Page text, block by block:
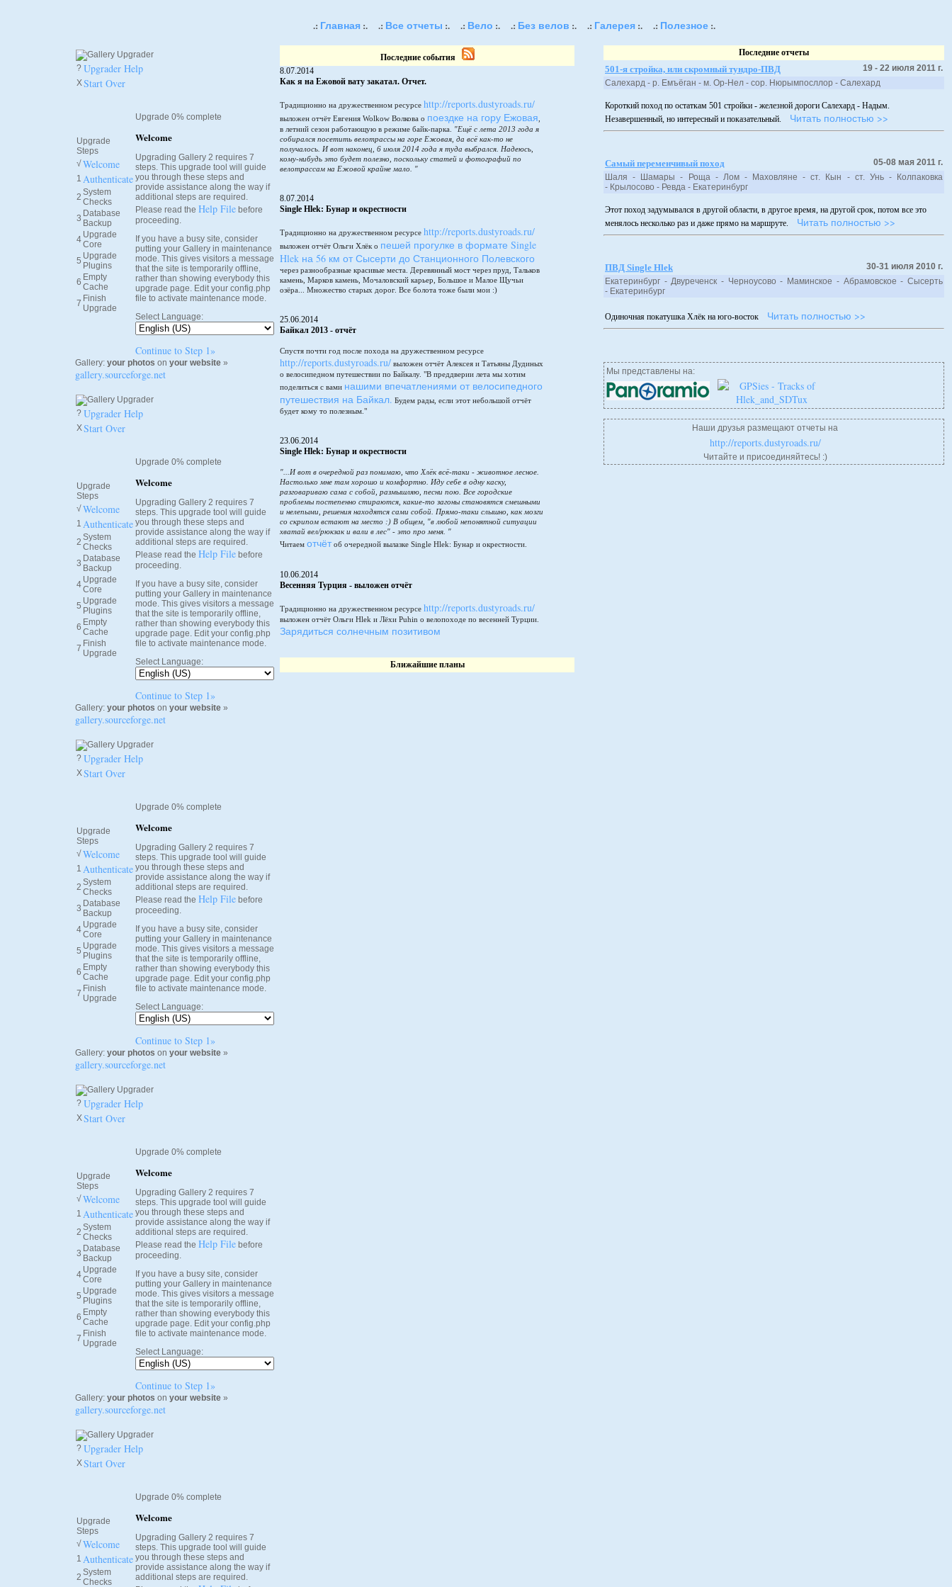
.: Главная :. .: Все отчеты :. .: Вело :. .: Без велов :. .: Галерея :. .: Полезное :.
? Upgrader Help
XStart Over
Upgrade
Steps
√ Welcome
1 Authenticate
2 System
Checks
3 Database
Backup
4 Upgrade
Core
5 Upgrade
Plugins
6 Empty
Cache
7 Finish
Upgrade
Upgrade 0% complete
Welcome
Upgrading Gallery 2 requires 7
steps. This upgrade tool will guide
you through these steps and
provide assistance along the way if
additional steps are required.
Please read the Help File before
proceeding.
If you have a busy site, consider
putting your Gallery in maintenance
mode. This gives visitors a message
that the site is temporarily offline,
rather than showing everybody this
upgrade page. Edit your config.php
file to activate maintenance mode.
Select Language:
Continue to Step 1»
Gallery: your photos on your website »
gallery.sourceforge.net
? Upgrader Help
XStart Over
Upgrade
Steps
√ Welcome
1 Authenticate
2 System
Checks
3 Database
Backup
4 Upgrade
Core
5 Upgrade
Plugins
6 Empty
Cache
7 Finish
Upgrade
Upgrade 0% complete
Welcome
Upgrading Gallery 2 requires 7
steps. This upgrade tool will guide
you through these steps and
provide assistance along the way if
additional steps are required.
Please read the Help File before
proceeding.
If you have a busy site, consider
putting your Gallery in maintenance
mode. This gives visitors a message
that the site is temporarily offline,
rather than showing everybody this
upgrade page. Edit your config.php
file to activate maintenance mode.
Select Language:
Continue to Step 1»
Gallery: your photos on your website »
gallery.sourceforge.net
? Upgrader Help
XStart Over
Upgrade
Steps
√ Welcome
1 Authenticate
2 System
Checks
3 Database
Backup
4 Upgrade
Core
5 Upgrade
Plugins
6 Empty
Cache
7 Finish
Upgrade
Upgrade 0% complete
Welcome
Upgrading Gallery 2 requires 7
steps. This upgrade tool will guide
you through these steps and
provide assistance along the way if
additional steps are required.
Please read the Help File before
proceeding.
If you have a busy site, consider
putting your Gallery in maintenance
mode. This gives visitors a message
that the site is temporarily offline,
rather than showing everybody this
upgrade page. Edit your config.php
file to activate maintenance mode.
Select Language:
Continue to Step 1»
Gallery: your photos on your website »
gallery.sourceforge.net
? Upgrader Help
XStart Over
Upgrade
Steps
√ Welcome
1 Authenticate
2 System
Checks
3 Database
Backup
4 Upgrade
Core
5 Upgrade
Plugins
6 Empty
Cache
7 Finish
Upgrade
Upgrade 0% complete
Welcome
Upgrading Gallery 2 requires 7
steps. This upgrade tool will guide
you through these steps and
provide assistance along the way if
additional steps are required.
Please read the Help File before
proceeding.
If you have a busy site, consider
putting your Gallery in maintenance
mode. This gives visitors a message
that the site is temporarily offline,
rather than showing everybody this
upgrade page. Edit your config.php
file to activate maintenance mode.
Select Language:
Continue to Step 1»
Gallery: your photos on your website »
gallery.sourceforge.net
? Upgrader Help
XStart Over
Upgrade
Steps
√ Welcome
1 Authenticate
2 System
Checks
Upgrade 0% complete
Welcome
Upgrading Gallery 2 requires 7
steps. This upgrade tool will guide
you through these steps and
provide assistance along the way if
additional steps are required.
Последние события
8.07.2014
Как я на Ежовой вату закатал. Отчет.
Традиционно на дружественном ресурсе http://reports.dustyroads.ru/
выложен отчёт Евгения Wolkow Волкова о поездке на гору Ежовая
в летний сезон работающую в режиме байк-парка. "Ещё с лета 2013 года я
собирался посетить велотрассы на горе Ежовая, да всё как-то не
получалось. И вот наконец, 6 июля 2014 года я туда выбрался. Надеюсь,
кому-нибудь это будет полезно, поскольку статей и фотографий по
велотрассам на Ежовой крайне мало. "
8.07.2014
Single Hlek: Бунар и окрестности
Традиционно на дружественном ресурсе http://reports.dustyroads.ru/
выложен отчёт Ольги Хлёк о пешей прогулке в формате Single
Hlek на 56 км от Сысерти до Станционного Полевского
через разнообразные красивые места. Деревянный мост через пруд, Тальков
камень, Марков камень, Мочаловский карьер, Большое и Малое Щучьи
озёра... Множество старых дорог. Все болота тоже были мои :)
25.06.2014
Байкал 2013 - отчёт
Спустя почти год после похода на дружественном ресурсе
http://reports.dustyroads.ru/ выложен отчёт Алексея и Татьяны Дудиных
о велосипедном путешествии по Байкалу. "В преддверии лета мы хотим
поделиться с вами нашими впечатлениями от велосипедного
путешествия на Байкал. Будем рады, если этот небольшой отчёт
будет кому то полезным."
23.06.2014
Single Hlek: Бунар и окрестности
"...И вот в очередной раз понимаю, что Хлёк всё-таки - животное лесное.
Настолько мне там хорошо и комфортно. Иду себе в одну каску,
разговариваю сама с собой, размышляю, песни пою. Все городские
проблемы постепенно стираются, какие-то загоны становятся смешными
и нелепыми, решения находятся сами собой. Прямо-таки слышно, как мозги
со скрипом встают на место :) В общем, "в любой непонятной ситуации
хватай вел/рюкзак и вали в лес" - это про меня. "
Читаем отчёт об очередной вылазке Single Hlek: Бунар и окрестности.
10.06.2014
Весенняя Турция - выложен отчёт
Традиционно на дружественном ресурсе http://reports.dustyroads.ru/
выложен отчёт Ольги Hlek и Лёхи Puhin о велопоходе по весенней Турции.
Зарядиться солнечным позитивом
Ближайшие планы
Последние отчеты
501-я стройка, или скромный тундро-ПВД
19 - 22 июля 2011 г.
Салехард - р. Емъёган - м. Ор-Нел - сор. Нюрымпосллор - Салехард
Короткий поход по остаткам 501 стройки - железной дороги Салехард - Надым.
Незавершенный, но интересный и показательный.
Читать полностью >>
Самый переменчивый поход
05-08 мая 2011 г.
Шаля - Шамары - Роща - Лом - Маховляне - ст. Кын - ст. Унь - Колпаковка
- Крылосово - Ревда - Екатеринбург
Этот поход задумывался в другой области, в другое время, на другой срок, потом все это
менялось несколько раз и даже прямо на маршруте.
Читать полностью >>
ПВД Single Hlek
30-31 июля 2010 г.
Екатеринбург - Двуреченск - Черноусово - Маминское - Абрамовское - Сысерть
- Екатеринбург
Одиночная покатушка Хлёк на юго-восток Читать полностью >>
Мы представлены на:
Наши друзья размещают отчеты на
http://reports.dustyroads.ru/
Читайте и присоединяйтесь! :)